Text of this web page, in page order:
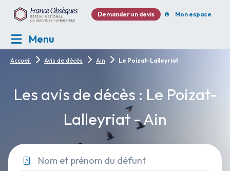
Demander un devis Mon espace
Menu
Accueil Avis de décès Ain Le Poizat-Lalleyriat
Les avis de décès : Le Poizat-
Lalleyriat - Ain